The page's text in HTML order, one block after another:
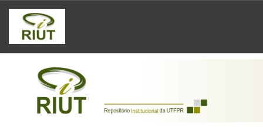
Skip
navigation